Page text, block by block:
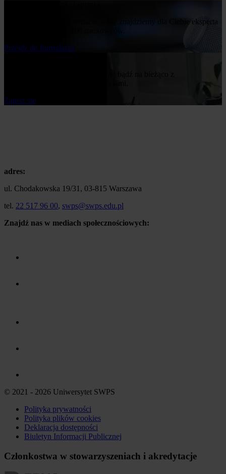
Napisz nam o swoim temacie, a my znajdziemy dla Ciebie eksperta
Przejdż do formularza
Zapisz się
adres:
ul. Chodakowska 19/31, 03-815 Warszawa
tel. 22 517 96 00, swps@swps.edu.pl
Znajdź nas w mediach społecznościowych:
© 2021 - 2026 Uniwersytet SWPS
Polityka prywatności
Polityka plików cookies
Deklaracja dostępności
Biuletyn Informacji Publicznej
Członkostwa w stowarzyszeniach i akredytacje